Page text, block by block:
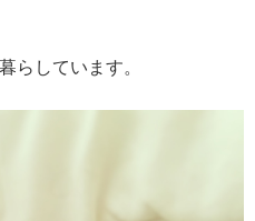
らしています。